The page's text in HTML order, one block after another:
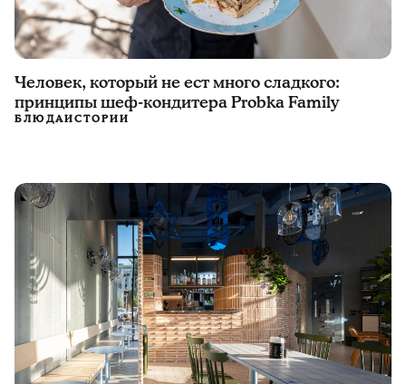
Человек, который не ест много сладкого:
принципы шеф-кондитера Probka Family
БЛЮДАИСТОРИИ